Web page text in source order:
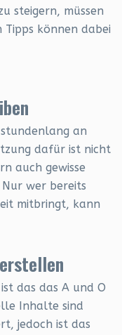
steigern, müssen
können dabei
an
dafür ist nicht
auch gewisse
wer bereits
mitbringt, kann
das das A und O
Inhalte sind
jedoch ist das